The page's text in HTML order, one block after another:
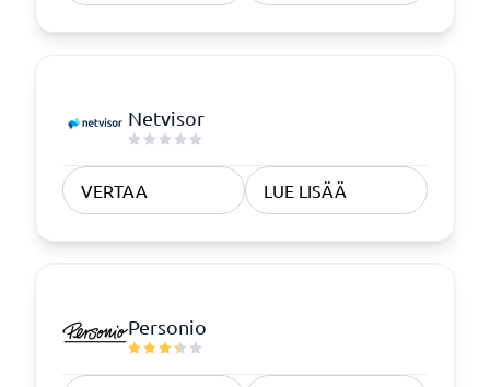
Netvisor
VERTAA LUE LISÄÄ
Personio